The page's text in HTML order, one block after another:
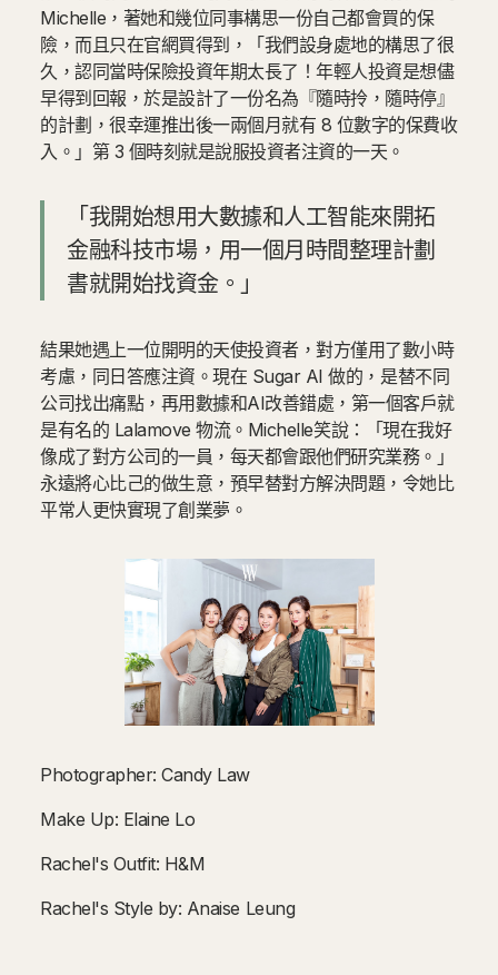
Michelle，著她和幾位同事構思一份自己都會買的保
險，而且只在官網買得到，「我們設身處地的構思了很
久，認同當時保險投資年期太長了！年輕人投資是想儘
早得到回報，於是設計了一份名為『隨時拎，隨時停』
的計劃，很幸運推出後一兩個月就有 8 位數字的保費收
入。」第 3 個時刻就是說服投資者注資的一天。
「我開始想用大數據和人工智能來開拓
金融科技市場，用一個月時間整理計劃
書就開始找資金。」
結果她遇上一位開明的天使投資者，對方僅用了數小時
考慮，同日答應注資。現在 Sugar AI 做的，是替不同
公司找出痛點，再用數據和AI改善錯處，第一個客戶就
是有名的 Lalamove 物流。Michelle笑說：「現在我好
像成了對方公司的一員，每天都會跟他們研究業務。」
永遠將心比己的做生意，預早替對方解決問題，令她比
平常人更快實現了創業夢。
Photographer: Candy Law
Make Up: Elaine Lo
Rachel's Outfit: H&M
Rachel's Style by: Anaise Leung